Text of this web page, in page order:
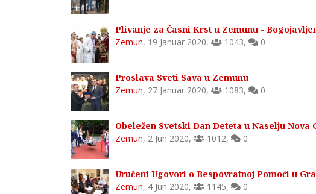
Plivanje za Časni Krst u Zemunu -
Zemun, 19 Januar 2020, 1043, 0
Proslava Sveti Sava u Zemunu
Zemun, 27 Januar 2020, 1083, 0
Obeležen Svetski Dan Deteta u Naselju Nova
Zemun, 2 Jun 2020, 1012, 0
Uručeni Ugovori o Bespovratnoj Pomoći u
Zemun, 4 Jun 2020, 1145, 0